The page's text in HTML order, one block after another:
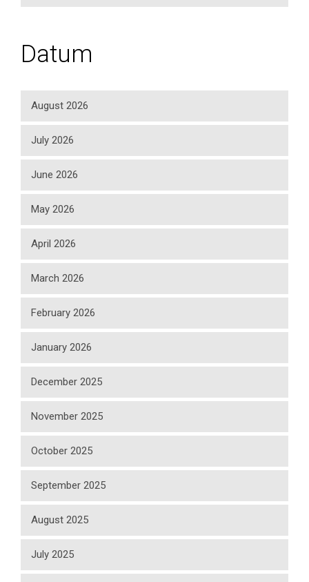
Datum
August 2026
July 2026
June 2026
May 2026
April 2026
March 2026
February 2026
January 2026
December 2025
November 2025
October 2025
September 2025
August 2025
July 2025